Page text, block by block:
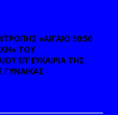
«ΑΙΓΑΙΟ 50:50
ΤΟΥ
ΕΠ’ ΕΥΚΑΙΡΙΑ ΤΗΣ